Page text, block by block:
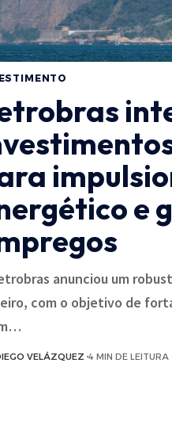
e
anunciou um
com o objetivo de
VELÁZQUEZ 4 MIN DE LEITURA